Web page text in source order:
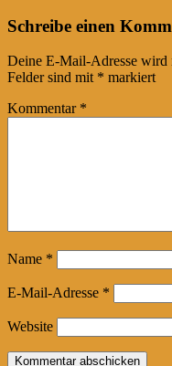
Schreibe einen
Deine E-Mail-Adresse wird
Felder sind mit * markiert
Kommentar *
Name *
E-Mail-Adresse *
Website